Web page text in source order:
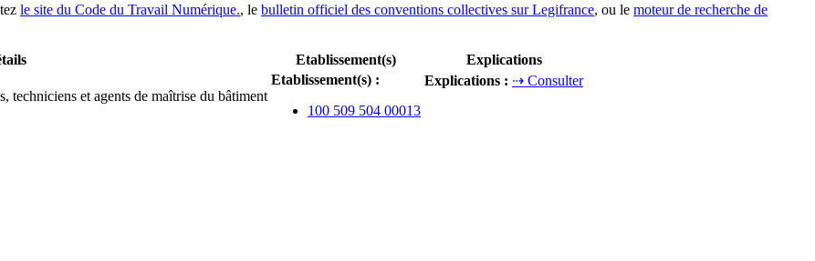
le site du Code du Travail Numérique., le bulletin officiel des conventions collectives sur Legifrance, ou le moteur de recherche de
Etablissement(s)
Explications
techniciens et agents de maîtrise du bâtiment
Etablissement(s) :
100 509 504 00013
Explications : ⇢ Consulter